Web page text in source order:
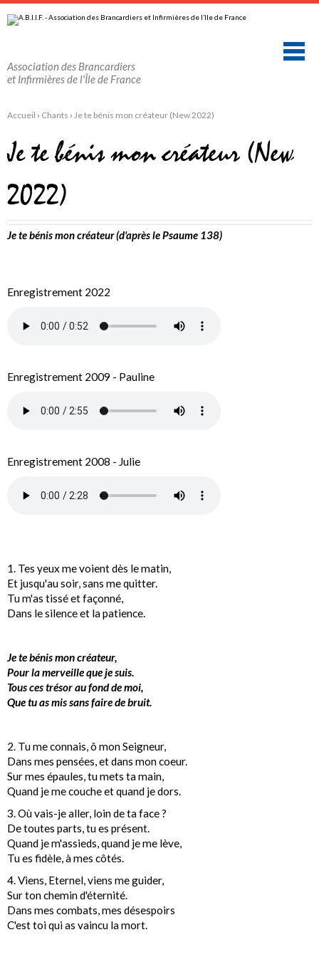
au
contenu.
navigation
personnels
Association des Brancardiers
et Infirmières de l'Île de France
Accueil › Chants › Je te bénis mon créateur (New 2022)
Je te bénis mon créateur (New
2022)
Je te bénis mon créateur (d'après le Psaume 138)
Enregistrement 2022
Enregistrement 2009 - Pauline
Enregistrement 2008 - Julie
1. Tes yeux me voient dès le matin,
Et jusqu'au soir, sans me quitter.
Tu m'as tissé et façonné,
Dans le silence et la patience.
Je te bénis mon créateur,
Pour la merveille que je suis.
Tous ces trésor au fond de moi,
Que tu as mis sans faire de bruit.
2. Tu me connais, ô mon Seigneur,
Dans mes pensées, et dans mon coeur.
Sur mes épaules, tu mets ta main,
Quand je me couche et quand je dors.
3. Où vais-je aller, loin de ta face ?
De toutes parts, tu es présent.
Quand je m'assieds, quand je me lève,
Tu es fidèle, à mes côtés.
4. Viens, Eternel, viens me guider,
Sur ton chemin d'éternité.
Dans mes combats, mes désespoirs
C'est toi qui as vaincu la mort.